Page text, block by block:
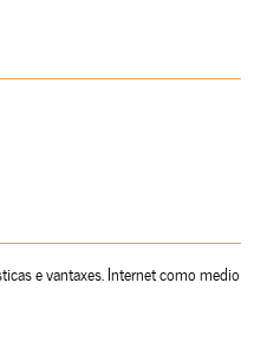
e vantaxes. Internet como medio